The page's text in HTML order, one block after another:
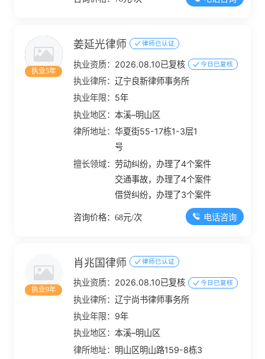
执业5年
姜延光律师 律师已认证
执业资质： 2026.08.10已复核 今日已复核
执业律所：辽宁良新律师事务所
执业年限： 5年
执业地区：本溪–明山区
律所地址：华夏街55-17栋1-3层1
号
擅长领域：劳动纠纷，办理了4个案件
交通事故，办理了4个案件
借贷纠纷，办理了3个案件
咨询价格：68元/次 电话咨询
执业9年
肖兆国律师 律师已认证
执业资质： 2026.08.10已复核 今日已复核
执业律所：辽宁尚书律师事务所
执业年限： 9年
执业地区：本溪–明山区
律所地址：
明山区明山路159-8栋3